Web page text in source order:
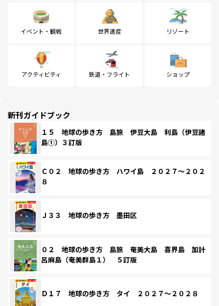
イベント・観戦 世界遺産 リゾート
アクティビティ 鉄道・フライト ショップ
新刊ガイドブック
１５ 地球の歩き方 島旅 伊豆大島 利島（伊豆諸
島①）３訂版
Ｃ０２ 地球の歩き方 ハワイ島 ２０２７～２０２
８
Ｊ３３ 地球の歩き方 墨田区
０２ 地球の歩き方 島旅 奄美大島 喜界島 加計
呂麻島（奄美群島１） ５訂版
Ｄ１７ 地球の歩き方 タイ ２０２７～２０２８